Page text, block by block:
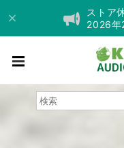
ストア
2026年